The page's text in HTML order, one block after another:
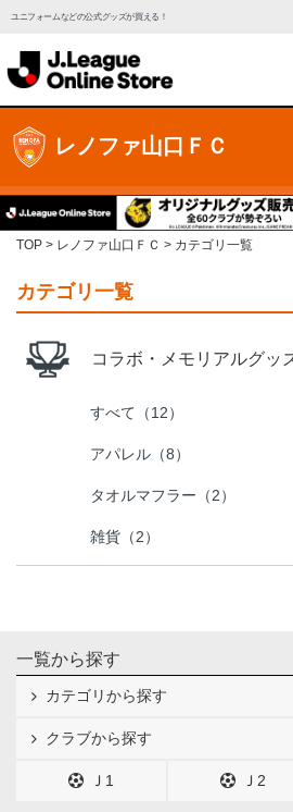
ユニフォームなどの公式グッズが買える！
レノファ山口ＦＣ
TOP レノファ山口ＦＣ カテゴリ一覧
カテゴリ一覧
コラボ・メモリアルグッ
すべて（12）
アパレル（8）
タオルマフラー（2）
雑貨（2）
一覧から探す
カテゴリから探す
クラブから探す
Ｊ1 Ｊ2